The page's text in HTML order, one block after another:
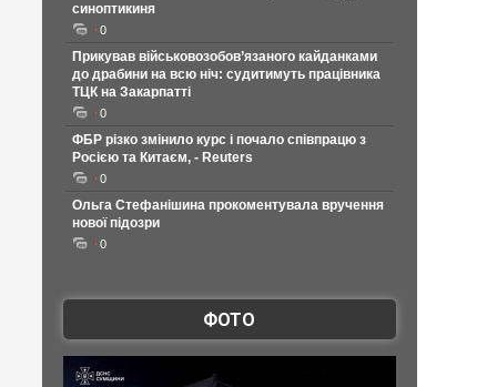
синоптикиня
0
Прикував військовозобов’язаного кайданками
до драбини на всю ніч: судитимуть працівника
ТЦК на Закарпатті
0
ФБР різко змінило курс і почало співпрацю з
Росією та Китаєм, - Reuters
0
Ольга Стефанішина прокоментувала вручення
нової підозри
0
ФОТО